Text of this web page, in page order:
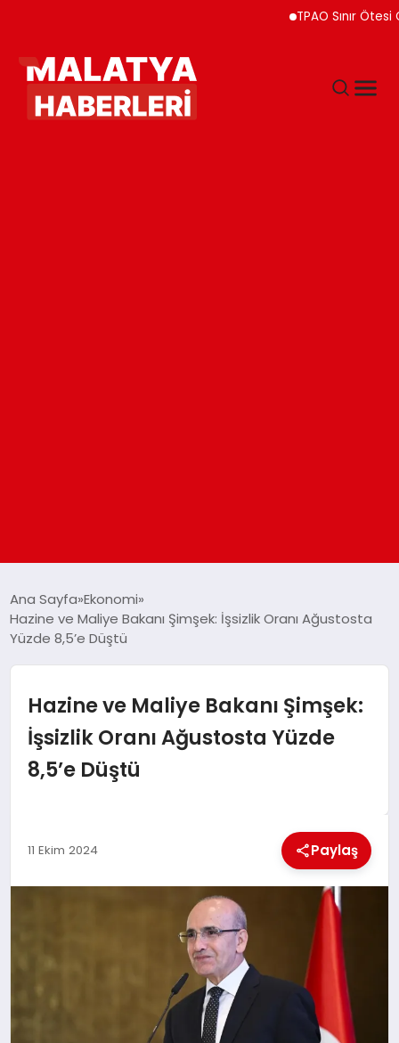
TPAO Sınır Ötesi
GÜNDEM
DÜNYA
EĞITIM
MAGAZIN
SIYASET
Ana Sayfa Ekonomi
Hazine ve Maliye Bakanı Şimşek: İşsizlik Oranı Ağustosta
Yüzde 8,5’e Düştü
Hazine ve Maliye Bakanı Şimşek:
İşsizlik Oranı Ağustosta Yüzde
8,5’e Düştü
11 Ekim 2024 Paylaş